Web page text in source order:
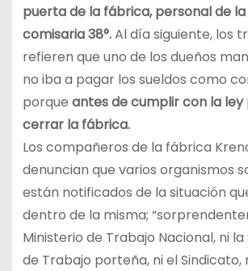
puerta de la fábrica, personal de
comisaria 38°.Al día siguiente, los
refieren que uno de los dueños
no iba a pagar los sueldos como
porque antes de cumplir con la
cerrar la fábrica.
Los compañeros de la fábrica
denuncian que varios organismos
están notificados de la situación
dentro de la misma;
Ministerio de Trabajo Nacional, ni
de Trabajo porteña, ni el Sindicato,